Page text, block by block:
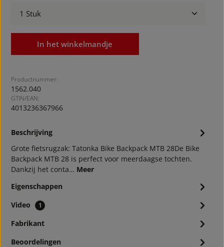
Producthoeveelheid: Voer de gewenste
In het winkelmandje
Productnummer:
1562.040
GTIN/EAN:
4013236367966
Beschrijving
Grote fietsrugzak: Tatonka Bike Backpack MTB 28De Bike
Backpack MTB 28 is perfect voor meerdaagse tochten.
Dankzij het conta… Meer
Eigenschappen
Video
1
Fabrikant
Beoordelingen